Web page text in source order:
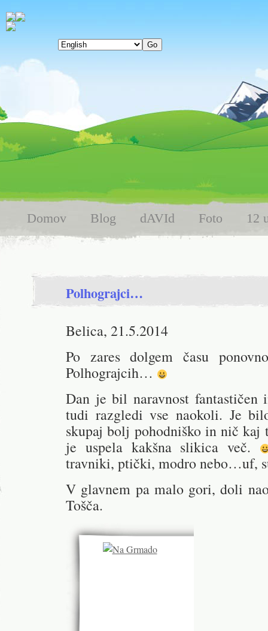
Domov Blog dAVId Foto 12
Polhograjci…
Belica, 21.5.2014
Po zares dolgem času
Polhograjcih…
Dan je bil naravnost
tudi razgledi vse naokoli. Je
skupaj bolj pohodniško in nič kaj
je uspela kakšna slikica več.
travniki, ptički, modro nebo…uf,
V glavnem pa malo gori, doli
Tošča.